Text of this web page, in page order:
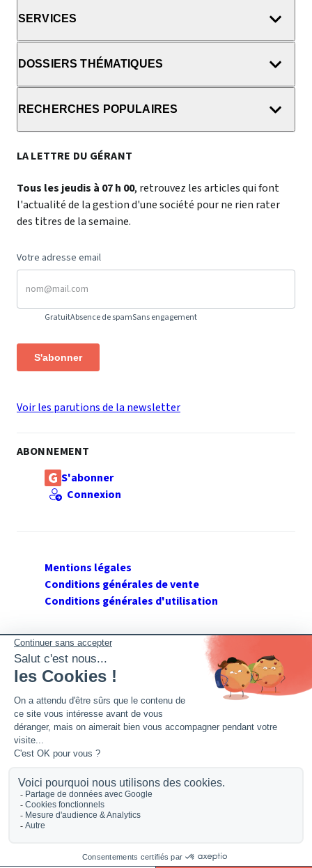
SERVICES
DOSSIERS THÉMATIQUES
RECHERCHES POPULAIRES
LA LETTRE DU GÉRANT
Tous les jeudis à 07 h 00, retrouvez les articles qui font
l'actualité de la gestion d'une société pour ne rien rater
des titres de la semaine.
Votre adresse email
GratuitAbsence de spamSans engagement
S'abonner
Voir les parutions de la newsletter
ABONNEMENT
S'abonner
Connexion
Mentions légales
Conditions générales de vente
Conditions générales d'utilisation
SUIVEZ GERANT DE SARL
Twitter
Facebook
Montpellier. Siret : 394 264 709 00020. R.C.S. Montpellier.